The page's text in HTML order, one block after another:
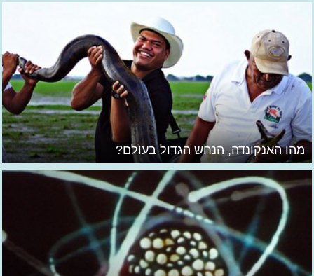
מהו האנקונדה, הנחש הגדול בעולם?